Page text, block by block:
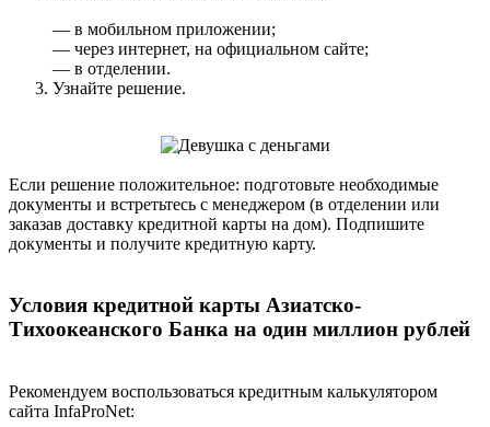
— в мобильном приложении;
— через интернет, на официальном сайте;
— в отделении.
Узнайте решение.
Если решение положительное: подготовьте необходимые
документы и встретьтесь с менеджером (в отделении или
заказав доставку кредитной карты на дом). Подпишите
документы и получите кредитную карту.
Условия кредитной карты Азиатско-
Тихоокеанского Банка на один миллион рублей
Рекомендуем воспользоваться кредитным калькулятором
сайта InfaProNet: